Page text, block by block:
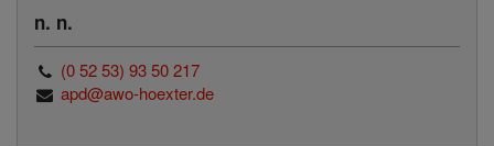
n. n.
(0 52 53) 93 50 217
apd@awo-hoexter.de